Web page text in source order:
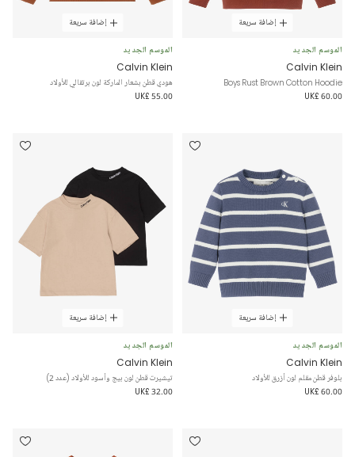
إضافة سريعة
الموسم الجديد
Calvin Klein
Boys Rust Brown Cotton Hoodie
UK£ 60.00
إضافة سريعة
الموسم الجديد
Calvin Klein
هودي قطن بشعار الماركة لون برتقالي للأولاد
UK£ 55.00
إضافة سريعة
الموسم الجديد
Calvin Klein
بلوفر قطن مقلم لون أزرق للأولاد
UK£ 60.00
إضافة سريعة
الموسم الجديد
Calvin Klein
تيشيرت قطن لون بيج وأسود للأولاد (عدد 2)
UK£ 32.00